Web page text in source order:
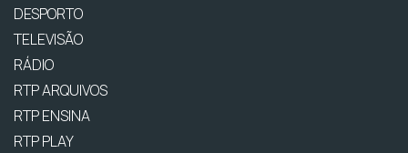
DESPORTO
TELEVISÃO
RÁDIO
RTP ARQUIVOS
RTP ENSINA
RTP PLAY